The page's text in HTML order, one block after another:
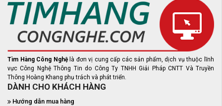
Tìm Hàng Công Nghệ là đơn vị cung cấp các sản phẩm, dịch vụ thuộc lĩnh
vực Công Nghệ Thông Tin do Công Ty TNHH Giải Pháp CNTT Và Truyền
Thông Hoàng Khang phụ trách và phát triển.
DÀNH CHO KHÁCH HÀNG
Hướng dẫn mua hàng